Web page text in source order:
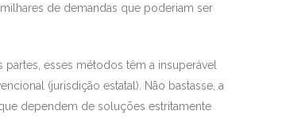
de demandas que poderiam ser
esses métodos têm a insuperável
(jurisdição estatal). Não bastasse, a
dependem de soluções estritamente